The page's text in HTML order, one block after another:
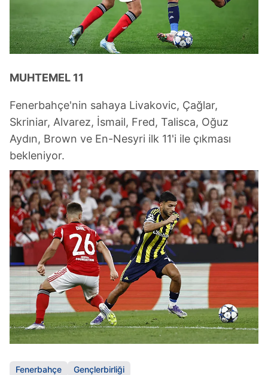
MUHTEMEL 11
Fenerbahçe'nin sahaya Livakovic, Çağlar,
Skriniar, Alvarez, İsmail, Fred, Talisca, Oğuz
Aydın, Brown ve En-Nesyri ilk 11'i ile çıkması
bekleniyor.
Fenerbahçe Gençlerbirliği